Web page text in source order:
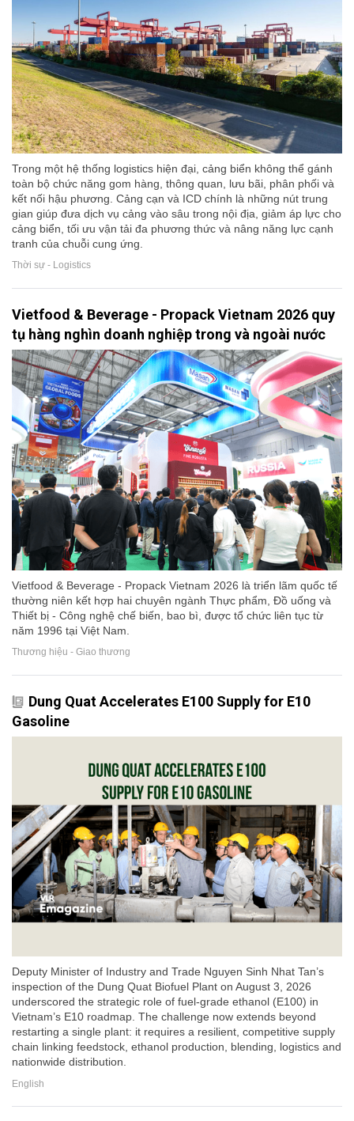
Trong một hệ thống logistics hiện đại, cảng biển không thể gánh
toàn bộ chức năng gom hàng, thông quan, lưu bãi, phân phối và
kết nối hậu phương. Cảng cạn và ICD chính là những nút trung
gian giúp đưa dịch vụ cảng vào sâu trong nội địa, giảm áp lực cho
cảng biển, tối ưu vận tải đa phương thức và nâng năng lực cạnh
tranh của chuỗi cung ứng.
Thời sự - Logistics
Vietfood & Beverage - Propack Vietnam 2026 quy
tụ hàng nghìn doanh nghiệp trong và ngoài nước
Vietfood & Beverage - Propack Vietnam 2026 là triển lãm quốc tế
thường niên kết hợp hai chuyên ngành Thực phẩm, Đồ uống và
Thiết bị - Công nghệ chế biến, bao bì, được tổ chức liên tục từ
năm 1996 tại Việt Nam.
Thương hiệu - Giao thương
Dung Quat Accelerates E100 Supply for E10
Gasoline
Deputy Minister of Industry and Trade Nguyen Sinh Nhat Tan’s
inspection of the Dung Quat Biofuel Plant on August 3, 2026
underscored the strategic role of fuel-grade ethanol (E100) in
Vietnam’s E10 roadmap. The challenge now extends beyond
restarting a single plant: it requires a resilient, competitive supply
chain linking feedstock, ethanol production, blending, logistics and
nationwide distribution.
English